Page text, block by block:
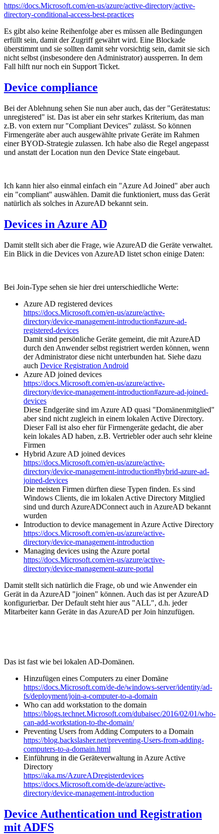
https://docs.Microsoft.com/en-us/azure/active-directory/active-
directory-conditional-access-best-practices
Es gibt also keine Reihenfolge aber es müssen alle Bedingungen
erfüllt sein, damit der Zugriff gewährt wird. Eine Blockade
überstimmt und sie sollten damit sehr vorsichtig sein, damit sie sich
nicht selbst (insbesondere den Administrator) aussperren. In dem
Fall hilft nur noch ein Support Ticket.
Device compliance
Bei der Ablehnung sehen Sie nun aber auch, das der "Gerätestatus:
unregistered" ist. Das ist aber ein sehr starkes Kriterium, das man
z.B. von extern nur "Compliant Devices" zulässt. So können
Firmengeräte aber auch ausgewählte private Geräte im Rahmen
einer BYOD-Strategie zulassen. Ich habe also die Regel angepasst
und anstatt der Location nun den Device State eingebaut.
Ich kann hier also einmal einfach ein "Azure Ad Joined" aber auch
ein "compliant" auswählen. Damit die funktioniert, muss das Gerät
natürlich als solches in AzureAD bekannt sein.
Devices in Azure AD
Damit stellt sich aber die Frage, wie AzureAD die Geräte verwaltet.
Ein Blick in die Devices von AzureAD listet schon einige Daten:
Bei Join-Type sehen sie hier drei unterschiedliche Werte:
Azure AD registered devices
https://docs.Microsoft.com/en-us/azure/active-
directory/device-management-introduction#azure-ad-
registered-devices
Damit sind persönliche Geräte gemeint, die mit AzureAD
durch den Anwender selbst registriert werden können, wenn
der Administrator diese nicht unterbunden hat. Siehe dazu
auch Device Registration Android
Azure AD joined devices
https://docs.Microsoft.com/en-us/azure/active-
directory/device-management-introduction#azure-ad-joined-
devices
Diese Endgeräte sind im Azure AD quasi "Domänenmitglied"
aber sind nicht zugleich in einem lokalen Active Directory.
Dieser Fall ist also eher für Firmengeräte gedacht, die aber
kein lokales AD haben, z.B. Vertriebler oder auch sehr kleine
Firmen
Hybrid Azure AD joined devices
https://docs.Microsoft.com/en-us/azure/active-
directory/device-management-introduction#hybrid-azure-ad-
joined-devices
Die meisten Firmen dürften diese Typen finden. Es sind
Windows Clients, die im lokalen Active Directory Mitglied
sind und durch AzureADConnect auch in AzureAD bekannt
wurden
Introduction to device management in Azure Active Directory
https://docs.Microsoft.com/en-us/azure/active-
directory/device-management-introduction
Managing devices using the Azure portal
https://docs.Microsoft.com/en-us/azure/active-
directory/device-management-azure-portal
Damit stellt sich natürlich die Frage, ob und wie Anwender ein
Gerät in da AzureAD "joinen" können. Auch das ist per AzureAD
konfigurierbar. Der Default steht hier aus "ALL", d.h. jeder
Mitarbeiter kann Geräte in das AzureAD per Join hinzufügen.
Das ist fast wie bei lokalen AD-Domänen.
Hinzufügen eines Computers zu einer Domäne
https://docs.Microsoft.com/de-de/windows-server/identity/ad-
fs/deployment/join-a-computer-to-a-domain
Who can add workstation to the domain
https://blogs.technet.Microsoft.com/dubaisec/2016/02/01/who-
can-add-workstation-to-the-domain/
Preventing Users from Adding Computers to a Domain
https://blog.backslasher.net/preventing-Users-from-adding-
computers-to-a-domain.html
Einführung in die Geräteverwaltung in Azure Active
Directory
https://aka.ms/AzureADregisterdevices
https://docs.Microsoft.com/de-de/azure/active-
directory/device-management-introduction
Device Authentication und Registration
mit ADFS